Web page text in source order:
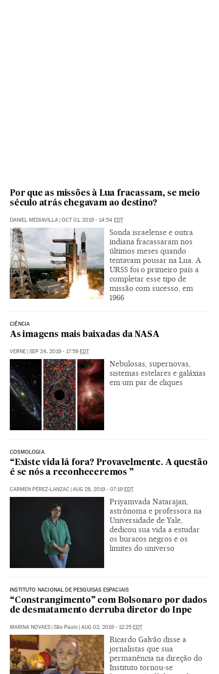
Por que as missões à Lua fracassam, se meio
século atrás chegavam ao destino?
DANIEL MEDIAVILLA | OCT 01, 2019 - 14:54 EDT
Sonda israelense e outra
indiana fracassaram nos
últimos meses quando
tentavam pousar na Lua. A
URSS foi o primeiro país a
completar esse tipo de
missão com sucesso, em
1966
CIÊNCIA
As imagens mais baixadas da NASA
VERNE | SEP 24, 2019 - 17:59 EDT
Nebulosas, supernovas,
sistemas estelares e galáxias
em um par de cliques
COSMOLOGIA
“Existe vida lá fora? Provavelmente. A questão
é se nós a reconheceremos ”
CARMEN PÉREZ-LANZAC | AUG 28, 2019 - 07:19 EDT
Priyamvada Natarajan,
astrônoma e professora na
Universidade de Yale,
dedicou sua vida a estudar
os buracos negros e os
limites do universo
INSTITUTO NACIONAL DE PESQUISAS ESPACIAIS
“Constrangimento” com Bolsonaro por dados
de desmatamento derruba diretor do Inpe
MARINA NOVAES | São Paulo | AUG 02, 2019 - 12:25 EDT
Ricardo Galvão disse a
jornalistas que sua
permanência na direção do
Instituto tornou-se